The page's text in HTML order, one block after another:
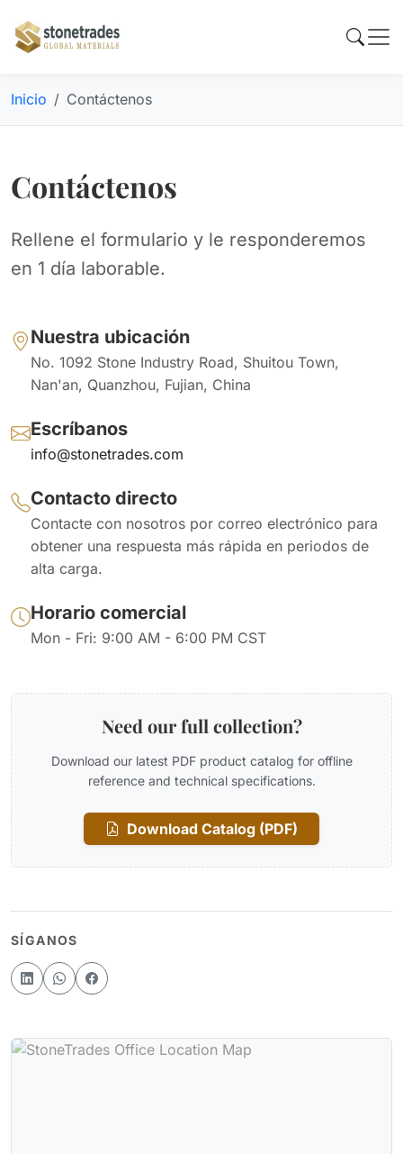
Inicio Contáctenos
Contáctenos
Rellene el formulario y le responderemos
en 1 día laborable.
Nuestra ubicación
No. 1092 Stone Industry Road, Shuitou Town,
Nan'an, Quanzhou, Fujian, China
Escríbanos
info@stonetrades.com
Contacto directo
Contacte con nosotros por correo electrónico para
obtener una respuesta más rápida en periodos de
alta carga.
Horario comercial
Mon - Fri: 9:00 AM - 6:00 PM CST
Need our full collection?
Download our latest PDF product catalog for offline
reference and technical specifications.
Download Catalog (PDF)
SÍGANOS